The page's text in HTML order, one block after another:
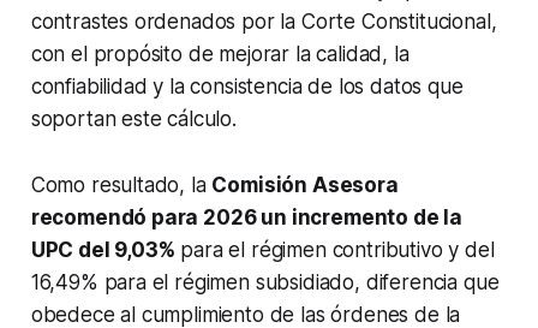
contrastes ordenados por la Corte Constitucional,
con el propósito de mejorar la calidad, la
confiabilidad y la consistencia de los datos que
soportan este cálculo.​
Como resultado, la Comisión Asesora
recomendó para 2026 un incremento de la
UPC del 9,03% para el régimen contributivo y del
16,49% para el régimen subsidiado, diferencia que
obedece al cumplimiento de las órdenes de la